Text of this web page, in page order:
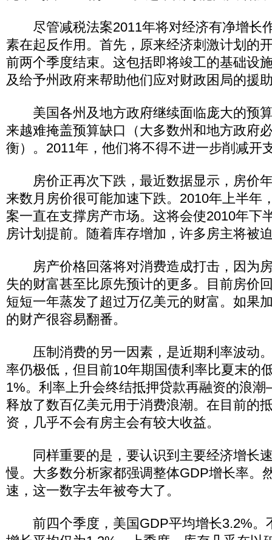
尽管减税法案2011年将对经济有净增长
素在起反作用。首先，原来经济刺激计划的
前两个季度结束。这包括即将竣工的基础设
及给予州政府来帮助他们应对财政困局的援
美国各州及地方政府继续面临庞大的预
来越难掩盖预算缺口（大多数州和地方政府
衡）。2011年，他们将不得不进一步削减开
房价正再次下跌，最近数据显示，房价
来数月房价很可能加速下跌。2010年上半年
案一直在支撑房产市场。这将会使2010年下
房计划提前。随着库存增加，许多房主将被
房产价格回落将对消费造成打击，因为
失的财富甚至比原先预计的更多。目前房价
短短一年蒸发了超过万亿美元的财富。如果
的财产很容易翻番。
压制消费的另一因素，是近期利率波动
率仍极低，但目前10年期国债利率比夏末的
1%。利率上升会终结抵押贷款再融资的浪
释放了数百亿美元用于消费浪潮。在目前的
资，几乎不会有房主会有较大收益。
同样重要的是，要认识到主要经济增长
慢。大多数分析家都强调整体GDP增长率。
速，这一数字去年被夸大了。
前四个季度，美国GDP平均增长3.2%。